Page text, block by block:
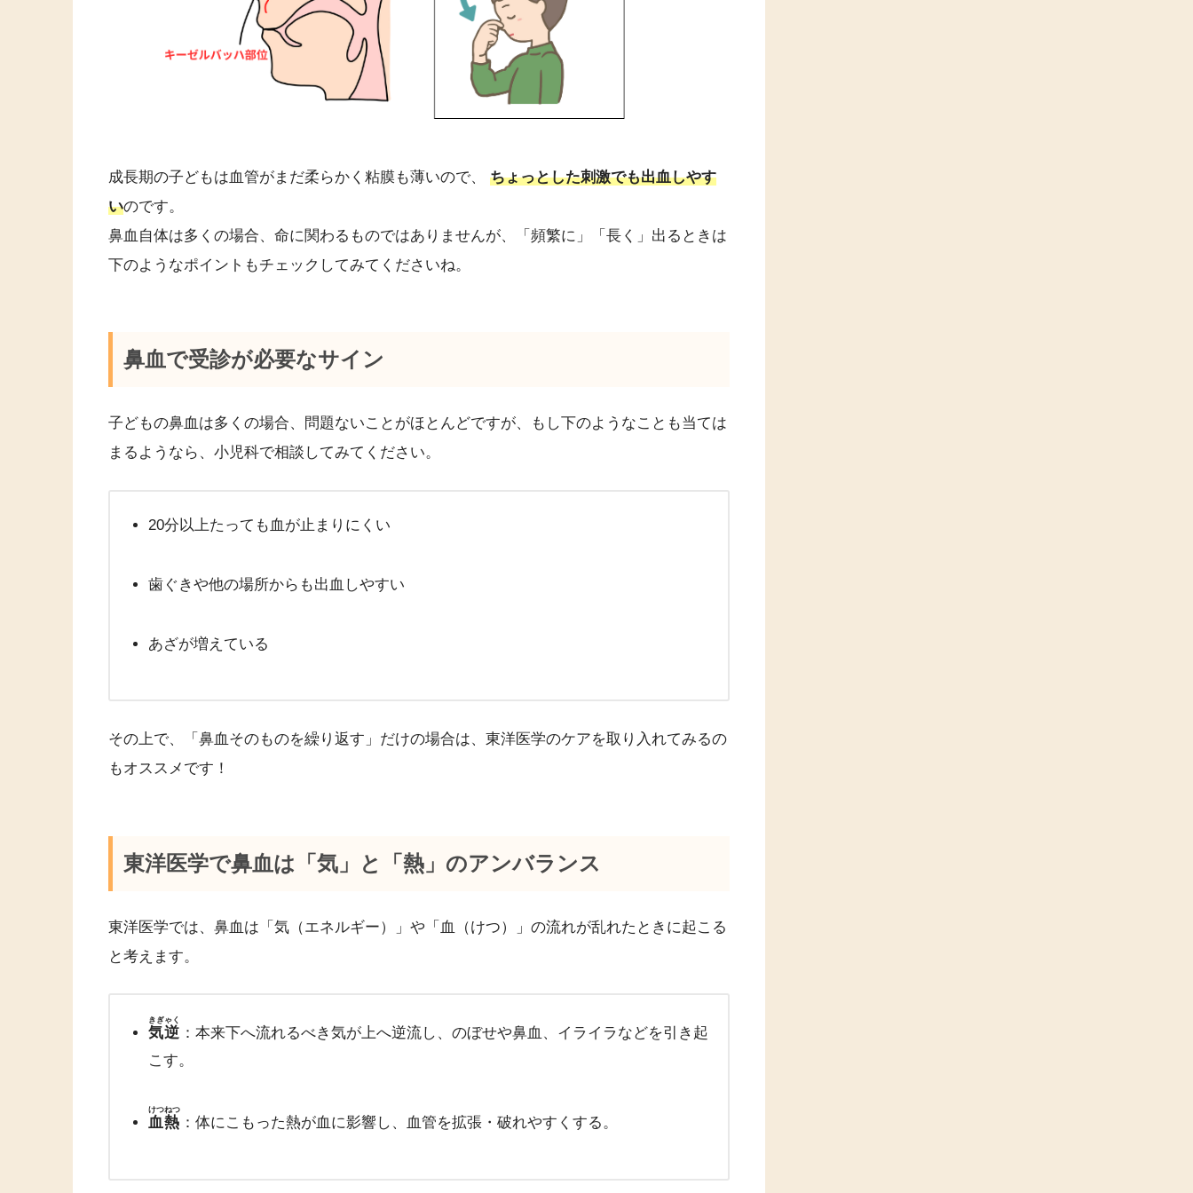
成長期の子どもは血管がまだ柔らかく粘膜も薄いので、
ちょっとした刺激でも出血しやす
いのです。
鼻血自体は多くの場合、命に関わるものではありませんが、「頻繁に」「長く」出るときは
下のようなポイントもチェックしてみてくださいね。
鼻血で受診が必要なサイン
子どもの鼻血は多くの場合、問題ないことがほとんどですが、もし下のようなことも当ては
まるようなら、小児科で相談してみてください。
20分以上たっても血が止まりにくい
歯ぐきや他の場所からも出血しやすい
あざが増えている
その上で、「鼻血そのものを繰り返す」だけの場合は、東洋医学のケアを取り入れてみるの
もオススメです！
東洋医学で鼻血は「気」と「熱」のアンバランス
東洋医学では、鼻血は「気（エネルギー）」や「血（けつ）」の流れが乱れたときに起こる
と考えます。
気逆
きぎゃく
：本来下へ流れるべき気が上へ逆流し、のぼせや鼻血、イライラなどを引き起
こす。
血熱
けつねつ
：体にこもった熱が血に影響し、血管を拡張・破れやすくする。